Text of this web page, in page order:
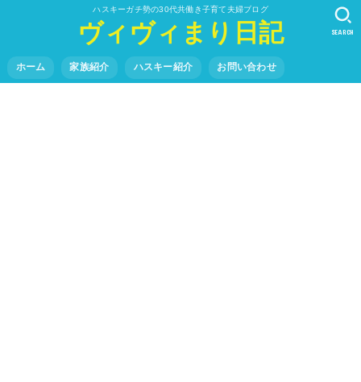
ハスキーガチ勢の30代共働き子育て夫婦ブログ
ヴィヴィまり日記
ホーム 家族紹介 ハスキー紹介 お問い合わせ
SEARCH